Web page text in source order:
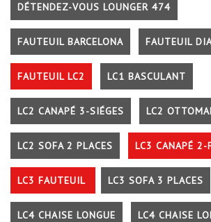
DÉTENDEZ-VOUS LOUNGER 474
FAUTEUIL BARCELONA FAUTEUIL
FAUTEUIL LC2 LC1 BASCULANT
LC2 CANAPÉ 3-SIÉGES LC2
LC2 SOFA 2 PLACES LC3 CANAPÉ 2-
LC3 FAUTEUIL LC3 SOFA 3 PLACES
LC4 CHAISE LONGUE LC4 CHAISE